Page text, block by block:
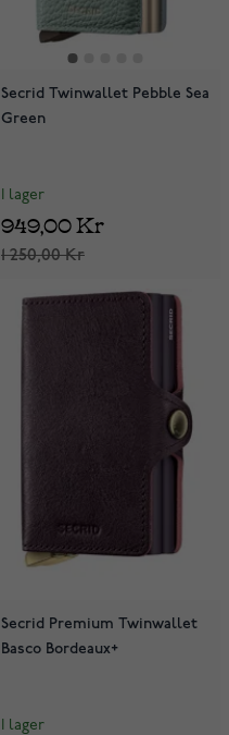
Secrid Twinwallet Pebble Sea
Green
I lager
1 250,00 Kr
949,00 Kr
Secrid Premium Twinwallet
Basco Bordeaux+
I lager